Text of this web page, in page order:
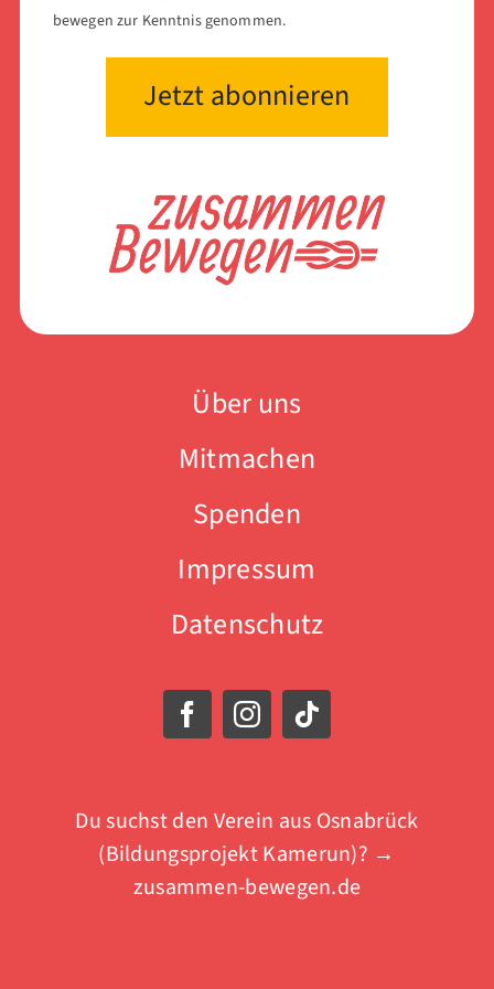
bewegen zur Kenntnis genommen.
Über uns
Mitmachen
Spenden
Impressum
Datenschutz
Du suchst den Verein aus Osnabrück
(Bildungsprojekt Kamerun)? →
zusammen-bewegen.de